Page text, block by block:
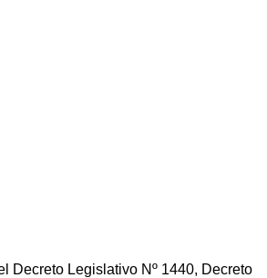
Decreto Legislativo Nº 1440, Decreto